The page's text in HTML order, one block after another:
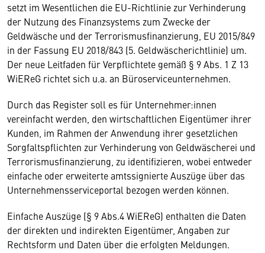
setzt im Wesentlichen die EU-Richtlinie zur Verhinderung
der Nutzung des Finanzsystems zum Zwecke der
Geldwäsche und der Terrorismusfinanzierung, EU 2015/849
in der Fassung EU 2018/843 (5. Geldwäscherichtlinie) um.
Der neue Leitfaden für Verpflichtete gemäß § 9 Abs. 1 Z 13
WiEReG richtet sich u.a. an Büroserviceunternehmen.
Durch das Register soll es für Unternehmer:innen
vereinfacht werden, den wirtschaftlichen Eigentümer ihrer
Kunden, im Rahmen der Anwendung ihrer gesetzlichen
Sorgfaltspflichten zur Verhinderung von Geldwäscherei und
Terrorismusfinanzierung, zu identifizieren, wobei entweder
einfache oder erweiterte amtssignierte Auszüge über das
Unternehmensserviceportal bezogen werden können.
Einfache Auszüge (§ 9 Abs.4 WiEReG) enthalten die Daten
der direkten und indirekten Eigentümer, Angaben zur
Rechtsform und Daten über die erfolgten Meldungen.